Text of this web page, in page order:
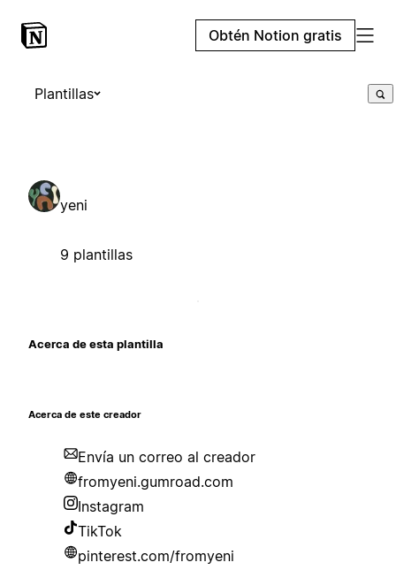
Obtén Notion gratis
Plantillas
yeni
9 plantillas
Acerca de esta plantilla
Acerca de este creador
Envía un correo al creador
fromyeni.gumroad.com
Instagram
TikTok
pinterest.com/fromyeni